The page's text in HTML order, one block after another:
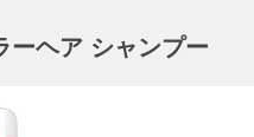
ーヘア シャンプー